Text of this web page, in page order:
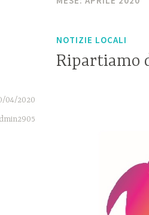
NOTIZIE LOCALI
Ripartiamo
04/2020